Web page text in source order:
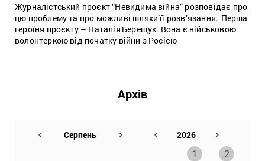
Журналістський проєкт “Невидима війна” розповідає про
цю проблему та про можливі шляхи її розв’язання. Перша
героїня проєкту – Наталія Берещук. Вона є військовою
волонтеркою від початку війни з Росією
Архів
1
2